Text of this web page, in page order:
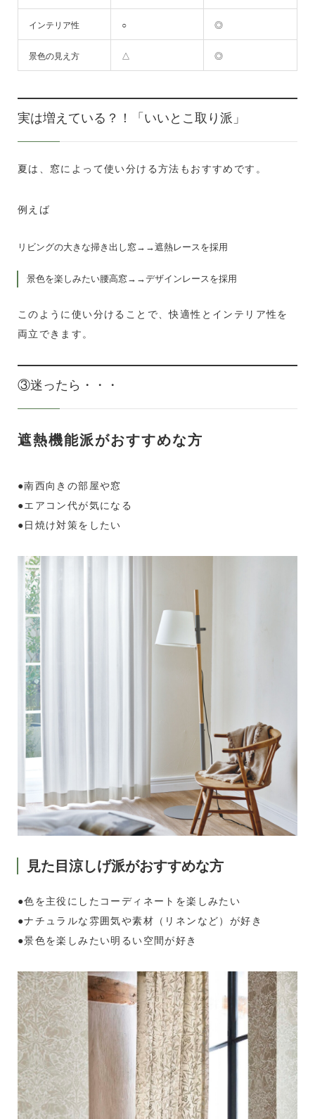
インテリア性 ○ ◎
景色の見え方 △ ◎
実は増えている？！「いいとこ取り派」
夏は、窓によって使い分ける方法もおすすめです。
例えば
リビングの大きな掃き出し窓→→遮熱レースを採用
景色を楽しみたい腰高窓→→デザインレースを採用
このように使い分けることで、快適性とインテリア性を
両立できます。
③迷ったら・・・
遮熱機能派がおすすめな方
●南西向きの部屋や窓
●エアコン代が気になる
●日焼け対策をしたい
見た目涼しげ派がおすすめな方
●色を主役にしたコーディネートを楽しみたい
●ナチュラルな雰囲気や素材（リネンなど）が好き
●景色を楽しみたい明るい空間が好き